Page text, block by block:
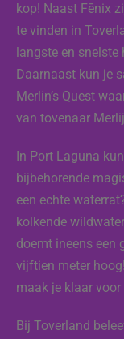
kop! Naast Fēnix
te vinden in
langste en snelste
Daarnaast kun je
Merlin’s Quest
van tovenaar
In Port Laguna
bijbehorende
een echte
kolkende
doemt ineens een
vijftien meter
maak je klaar
Bij Toverland